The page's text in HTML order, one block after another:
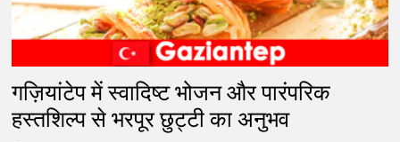
गज़ियांटेप में स्वादिष्ट भोजन और पारंपरिक
हस्तशिल्प से भरपूर छुट्टी का अनुभव